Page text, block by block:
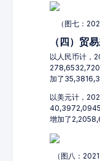
（图七：
（四）贸
以人民币计，
加了
以美元计，
40,3972,0945
增加了
（图八：